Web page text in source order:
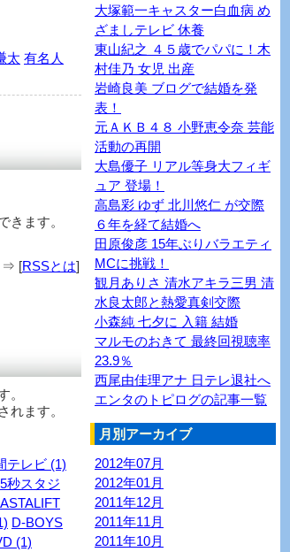
太 有名人
きます。
⇒ [RSSとは]
。
れます。
テレビ (1)
5秒スタジ
ASTALIFT
D-BOYS
(1)
大塚範一キャスター白血病 め
ざましテレビ 休養
東山紀之 ４５歳でパパに！木
村佳乃 女児 出産
岩崎良美 ブログで結婚を発
表！
元ＡＫＢ４８ 小野恵令奈 芸能
活動の再開
大島優子 リアル等身大フィギ
ュア 登場！
高島彩 ゆず 北川悠仁 が交際
６年を経て結婚へ
田原俊彦 15年ぶりバラエティ
MCに挑戦！
観月ありさ 清水アキラ三男 清
水良太郎と熱愛真剣交際
小森純 七夕に 入籍 結婚
マルモのおきて 最終回視聴率
23.9％
西尾由佳理アナ 日テレ退社へ
エンタのトピログの記事一覧
月別アーカイブ
2012年07月
2012年01月
2011年12月
2011年11月
2011年10月